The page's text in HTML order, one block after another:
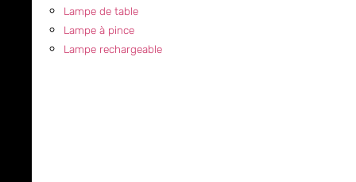
Lampe de table
Lampe à pince
Lampe rechargeable